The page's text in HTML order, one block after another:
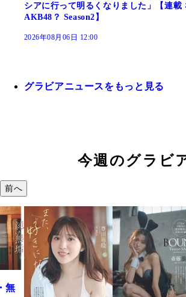
シアに行って明るくなりました」【連載
AKB48？ Season2】
2026年08月06日 12:00
グラビアニュースをもっと見る
今週のグラビ
前へ